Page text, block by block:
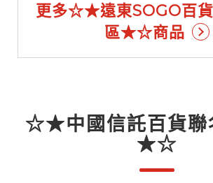
更多☆★遠東SOGO百
區★☆商品
☆★中國信託百貨聯
★☆